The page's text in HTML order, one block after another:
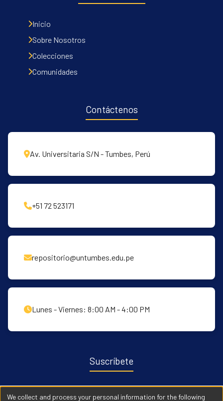
Inicio
Sobre Nosotros
Colecciones
Comunidades
Contáctenos
Av. Universitaria S/N - Tumbes, Perú
+51 72 523171
repositorio@untumbes.edu.pe
Lunes - Viernes: 8:00 AM - 4:00 PM
Suscríbete
Recibe notificaciones sobre nuevas publicaciones y eventos
We collect and process your personal information for the following